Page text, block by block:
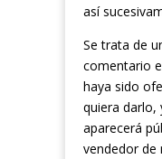
así
Se trata de
comentario
haya sido
quiera darlo,
aparecerá
vendedor de